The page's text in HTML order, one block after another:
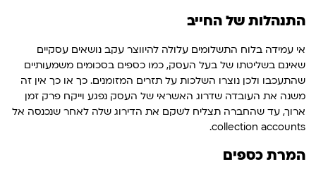
התנהלות של החייב
אי עמידה בלוח התשלומים עלולה להיווצר עקב נושאים עסקיים
שאינם בשליטתו של בעל העסק, כמו כספים בסכומים משמעותיים
שהתעכבו ולכן נוצרו השלכות על תזרים המזומנים. כך או כך אין זה
משנה את העובדה שדרוג האשראי של העסק נפגע וייקח פרק זמן
ארוך, עד שהחברה תצליח לשקם את הדירוג שלה לאחר שנכנסה אל
collection accounts.
המרת כספים